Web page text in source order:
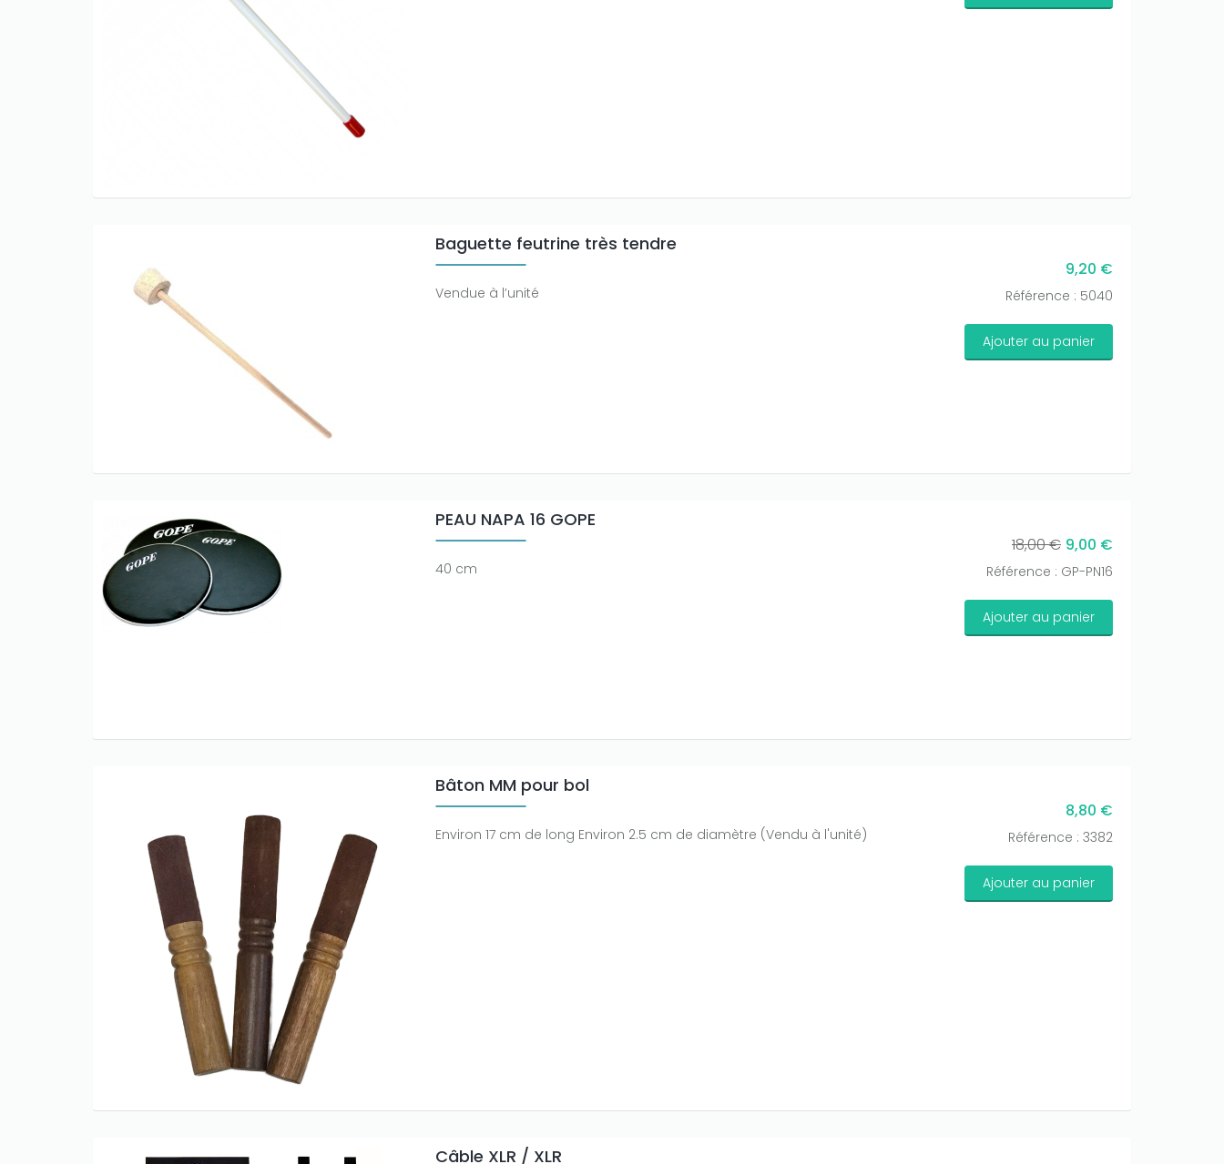
Baguette feutrine très tendre
Vendue à l’unité
9,20 €
Référence : 5040
Ajouter au panier
PEAU NAPA 16 GOPE
40 cm
18,00 € 9,00 €
Référence : GP-PN16
Ajouter au panier
Bâton MM pour bol
Environ 17 cm de long Environ 2.5 cm de diamètre (Vendu à l'unité)
8,80 €
Référence : 3382
Ajouter au panier
Câble XLR / XLR